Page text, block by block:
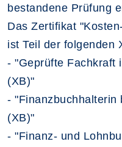
bestandene Prüfung
Das Zertifikat
ist Teil der folgenden
- "Geprüfte Fachkraft
(XB)"
- "Finanzbuchhalterin
(XB)"
- "Finanz- und